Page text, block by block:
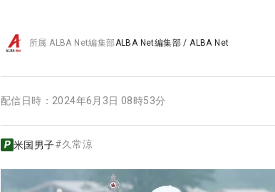
所属ALBA Net編集部ALBA Net編集部 /ALBA Net
配信日時： 2024年6月3日 08時53分
米国男子#久常涼